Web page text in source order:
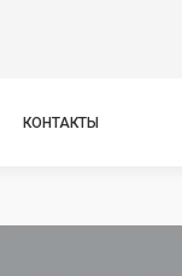
КОНТАКТЫ